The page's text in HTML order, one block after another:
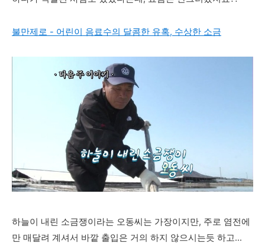
불만제로 - 어린이 음료수의 달콤한 유혹, 수상한 소금
하늘이 내린 소금쟁이라는 오동씨는 가장이지만, 주로 염전에
만 매달려 계셔서 바깥 출입은 거의 하지 않으시는듯 하고...